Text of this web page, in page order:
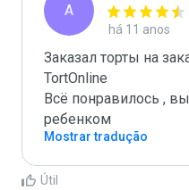
A
há 11 anos
Заказал торты на
TortOnline
Всё понравилось ,
ребенком
Mostrar tradução
Útil